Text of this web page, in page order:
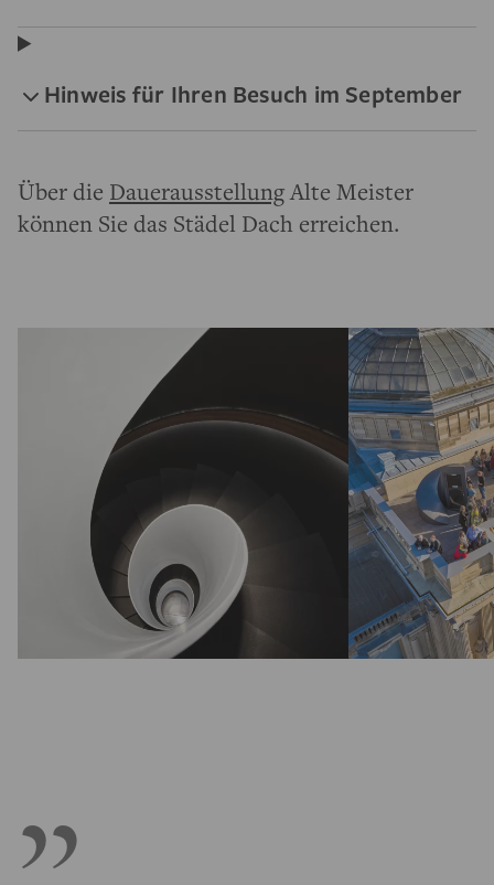
Hinweis für Ihren Besuch im September
Über die DauerausstellungAlte Meister
können Sie das Städel Dach erreichen.